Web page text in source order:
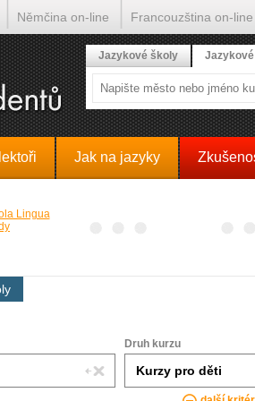
Jak na jazyky
Druh kurzu
Jazykové školy
Němčina on-line Francouzština on-line